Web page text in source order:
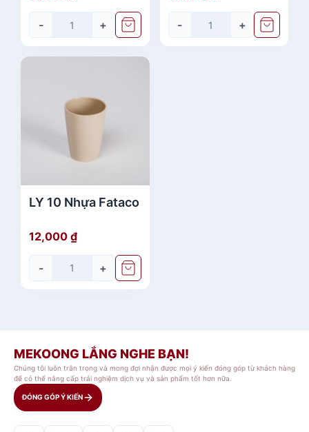
- + - +
LY 10 Nhựa Fataco
12,000 ₫
- +
MEKOONG LẮNG NGHE BẠN!
Chúng tôi luôn trân trọng và mong đợi nhận được mọi ý kiến đóng góp từ khách hàng
để có thể nâng cấp trải nghiệm dịch vụ và sản phẩm tốt hơn nữa.
ĐÓNG GÓP Ý KIẾN